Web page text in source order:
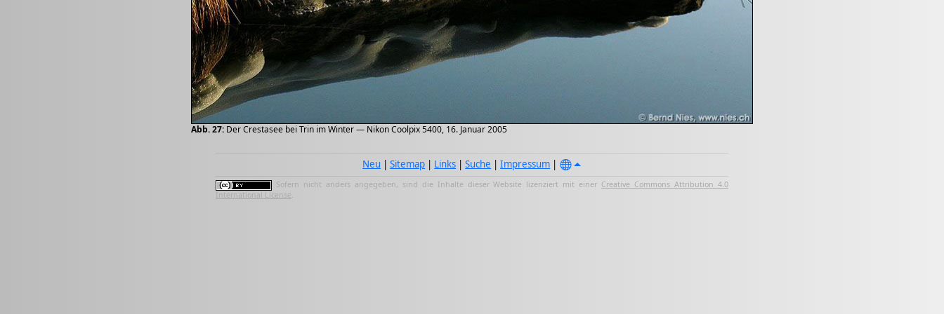
Abb. 27: Der Crestasee bei Trin im Winter — Nikon Coolpix 5400, 16. Januar 2005
Neu |Sitemap | Links |Suche |Impressum |
Sofern nicht anders angegeben, sind die Inhalte dieser Website lizenziert mit einer Creative Commons Attribution 4.0
International License